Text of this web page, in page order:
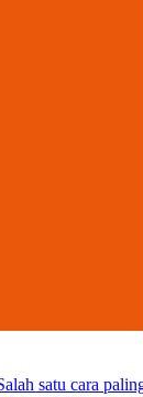
satu cara